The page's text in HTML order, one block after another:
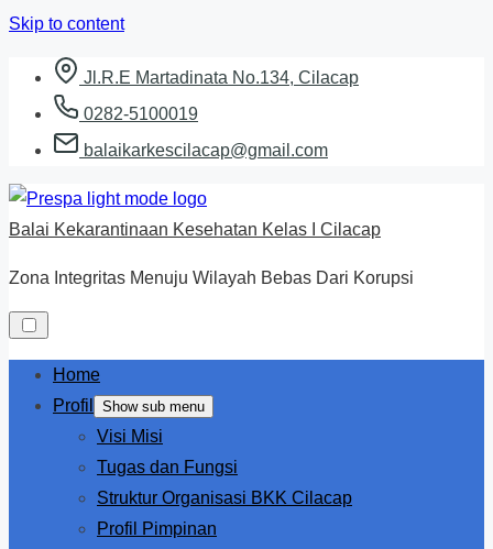
Skip to content
Jl.R.E Martadinata No.134, Cilacap
0282-5100019
balaikarkescilacap@gmail.com
Balai Kekarantinaan Kesehatan Kelas I Cilacap
Zona Integritas Menuju Wilayah Bebas Dari Korupsi
Home
Profil
Show sub menu
Visi Misi
Tugas dan Fungsi
Struktur Organisasi BKK Cilacap
Profil Pimpinan